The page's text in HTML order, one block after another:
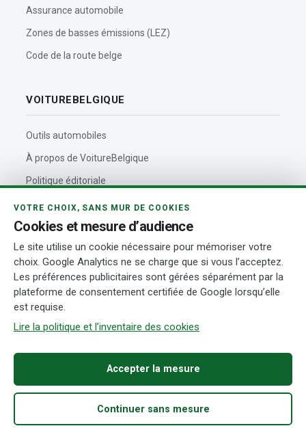
Assurance automobile
Zones de basses émissions (LEZ)
Code de la route belge
VOITUREBELGIQUE
Outils automobiles
À propos de VoitureBelgique
Politique éditoriale
Contact
Actualités automobiles
Rédaction et auteurs
Transparence
Accueil Acheter Fiabilité Démarches Recherche
© 2026 VoitureBelgique.com
CookiesConditions d’utilisationTransparence
VOTRE CHOIX, SANS MUR DE COOKIES
Cookies et mesure d’audience
Le site utilise un cookie nécessaire pour mémoriser votre
choix. Google Analytics ne se charge que si vous l’acceptez.
Les préférences publicitaires sont gérées séparément par la
plateforme de consentement certifiée de Google lorsqu’elle
est requise.
Lire la politique et l’inventaire des cookies
Accepter la mesure
Continuer sans mesure